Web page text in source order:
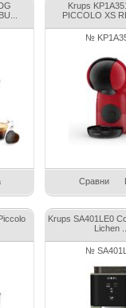
Krups
PICCOLO XS
№
Сравни
Krups SA401LE0
Lichen ...
№